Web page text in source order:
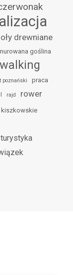
drewniane
goślina
poznański
praca
rajd rower
kiszkowskie
turystyka